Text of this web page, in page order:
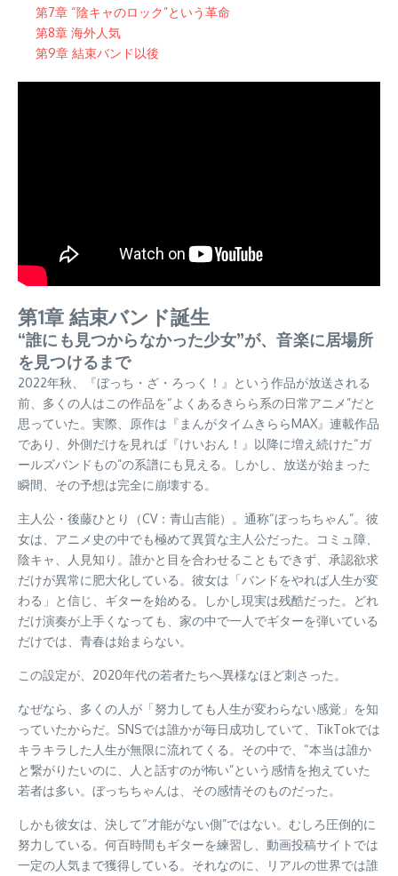
第7章 “陰キャのロック”という革命
第8章 海外人気
第9章 結束バンド以後
第1章 結束バンド誕生
“誰にも見つからなかった少女”が、音楽に居場所
を見つけるまで
2022年秋、『ぼっち・ざ・ろっく！』という作品が放送される
前、多くの人はこの作品を“よくあるきらら系の日常アニメ”だと
思っていた。実際、原作は『まんがタイムきららMAX』連載作品
であり、外側だけを見れば『けいおん！』以降に増え続けた“ガ
ールズバンドもの”の系譜にも見える。しかし、放送が始まった
瞬間、その予想は完全に崩壊する。
主人公・後藤ひとり（CV：青山吉能）。通称“ぼっちちゃん”。彼
女は、アニメ史の中でも極めて異質な主人公だった。コミュ障、
陰キャ、人見知り。誰かと目を合わせることもできず、承認欲求
だけが異常に肥大化している。彼女は「バンドをやれば人生が変
わる」と信じ、ギターを始める。しかし現実は残酷だった。どれ
だけ演奏が上手くなっても、家の中で一人でギターを弾いている
だけでは、青春は始まらない。
この設定が、2020年代の若者たちへ異様なほど刺さった。
なぜなら、多くの人が「努力しても人生が変わらない感覚」を知
っていたからだ。SNSでは誰かが毎日成功していて、TikTokでは
キラキラした人生が無限に流れてくる。その中で、“本当は誰か
と繋がりたいのに、人と話すのが怖い”という感情を抱えていた
若者は多い。ぼっちちゃんは、その感情そのものだった。
しかも彼女は、決して“才能がない側”ではない。むしろ圧倒的に
努力している。何百時間もギターを練習し、動画投稿サイトでは
一定の人気まで獲得している。それなのに、リアルの世界では誰